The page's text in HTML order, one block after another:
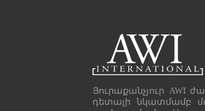
Յուրաքանչյուր AWI
դետալի նկատմամբ